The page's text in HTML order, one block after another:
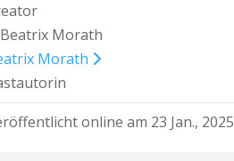
Morath
online am 23 Jan., 2025